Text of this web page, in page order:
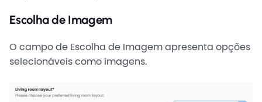
Escolha de Imagem
O campo de Escolha de Imagem apresenta opções
selecionáveis como imagens.